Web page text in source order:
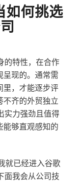
如何挑选
的特性，在合作
呈现的。通常需
里，才能逐步评
齐的外贸独立
实力强劲且值得
够直观感知的
就已经进入谷歌
面我会从公司技